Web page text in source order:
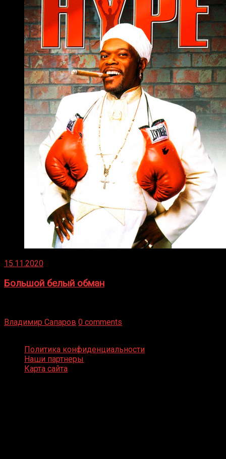
15.11.2020
Большой белый обман
Владимир Сапаров 0 comments
Политика конфиденциальности
Наши партнеры
Карта сайта